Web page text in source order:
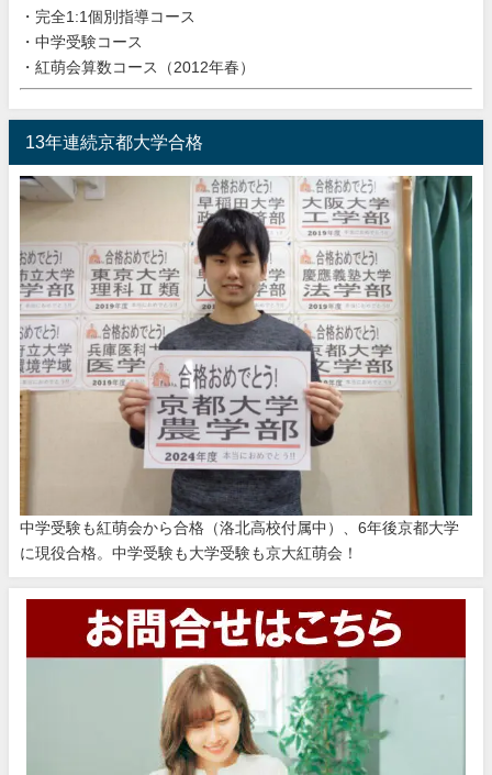
・完全1:1個別指導コース
・中学受験コース
・紅萌会算数コース（2012年春）
13年連続京都大学合格
中学受験も紅萌会から合格（洛北高校付属中）、6年後京都大学
に現役合格。中学受験も大学受験も京大紅萌会！